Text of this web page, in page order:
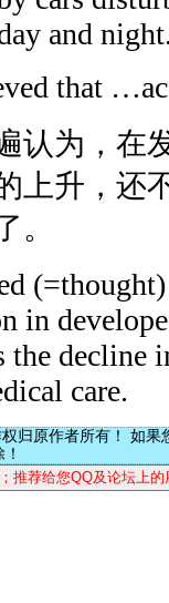
and
that
认为，在
上升，还
。
in
decline
care.
原作者所有！ 如果